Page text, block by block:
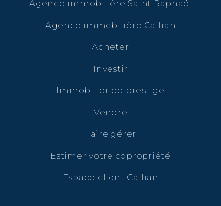
Agence immobilière Saint Raphaël
Agence immobilière Callian
Acheter
Investir
Immobilier de prestige
Vendre
Faire gérer
Estimer votre copropriété
Espace client Callian